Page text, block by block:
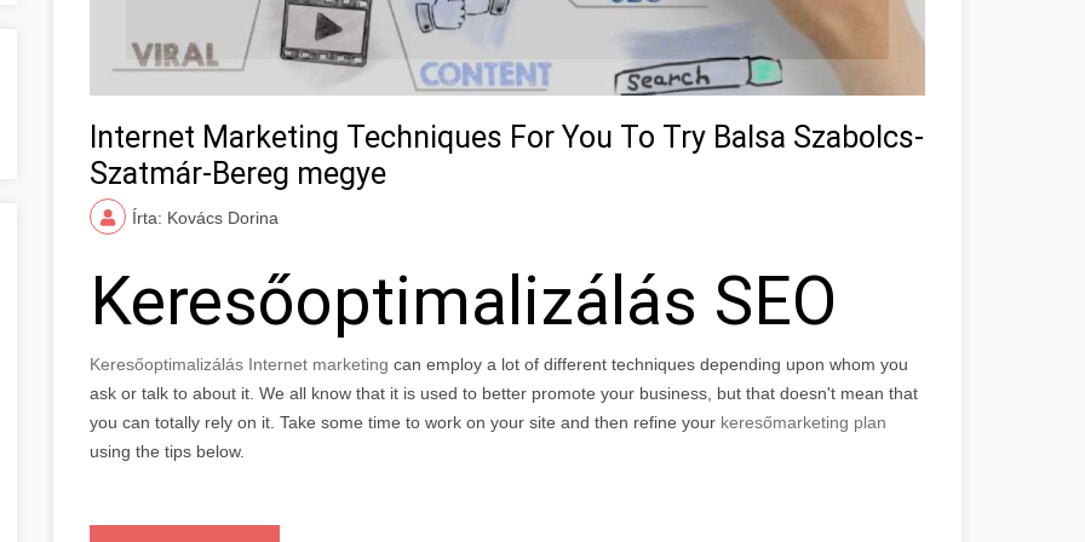
Internet Marketing Techniques For You To Try Balsa Szabolcs-
Szatmár-Bereg megye
Írta: Kovács Dorina
Keresőoptimalizálás SEO
Keresőoptimalizálás Internet marketing can employ a lot of different techniques depending upon whom you
ask or talk to about it. We all know that it is used to better promote your business, but that doesn't mean that
you can totally rely on it. Take some time to work on your site and then refine your keresőmarketing plan
using the tips below.